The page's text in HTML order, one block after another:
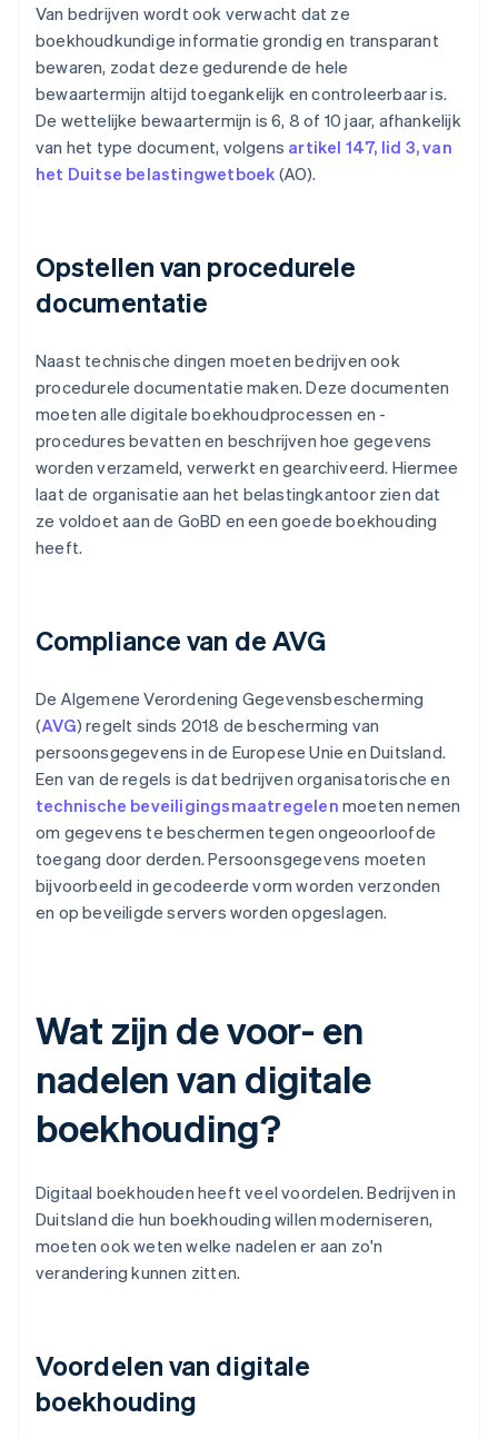
Van bedrijven wordt ook verwacht dat ze
boekhoudkundige informatie grondig en transparant
bewaren, zodat deze gedurende de hele
bewaartermijn altijd toegankelijk en controleerbaar is.
De wettelijke bewaartermijn is 6, 8 of 10 jaar, afhankelijk
van het type document, volgens artikel 147, lid 3, van
het Duitse belastingwetboek (AO).
Opstellen van procedurele
documentatie
Naast technische dingen moeten bedrijven ook
procedurele documentatie maken. Deze documenten
moeten alle digitale boekhoudprocessen en -
procedures bevatten en beschrijven hoe gegevens
worden verzameld, verwerkt en gearchiveerd. Hiermee
laat de organisatie aan het belastingkantoor zien dat
ze voldoet aan de GoBD en een goede boekhouding
heeft.
Compliance van de AVG
De Algemene Verordening Gegevensbescherming
(AVG) regelt sinds 2018 de bescherming van
persoonsgegevens in de Europese Unie en Duitsland.
Een van de regels is dat bedrijven organisatorische en
technische beveiligingsmaatregelen moeten nemen
om gegevens te beschermen tegen ongeoorloofde
toegang door derden. Persoonsgegevens moeten
bijvoorbeeld in gecodeerde vorm worden verzonden
en op beveiligde servers worden opgeslagen.
Wat zijn de voor- en
nadelen van digitale
boekhouding?
Digitaal boekhouden heeft veel voordelen. Bedrijven in
Duitsland die hun boekhouding willen moderniseren,
moeten ook weten welke nadelen er aan zo'n
verandering kunnen zitten.
Voordelen van digitale
boekhouding